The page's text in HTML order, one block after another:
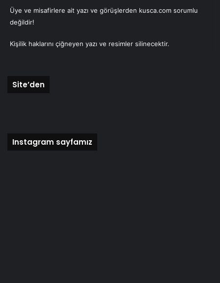
Okul Projem!!
Fatma Gezen
13/01/2007
Üye ve misafirlere ait yazı ve görüşlerden kusca.com sorumlu
değildir!
Kişilik haklarını çiğneyen yazı ve resimler silinecektir.
Site’den
Instagram sayfamız